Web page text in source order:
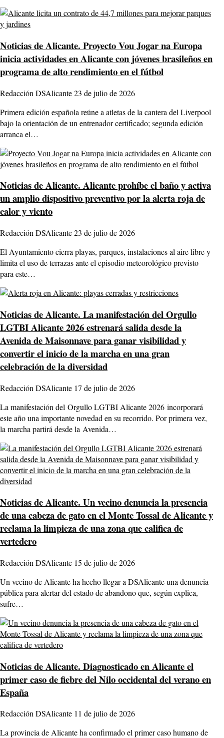
Noticias de Alicante. Proyecto Vou Jogar na Europa
inicia actividades en Alicante con jóvenes brasileños en
programa de alto rendimiento en el fútbol
Redacción DSAlicante23 de julio de 2026
Primera edición española reúne a atletas de la cantera del Liverpool
bajo la orientación de un entrenador certificado; segunda edición
arranca el…
Noticias de Alicante. Alicante prohíbe el baño y activa
un amplio dispositivo preventivo por la alerta roja de
calor y viento
Redacción DSAlicante23 de julio de 2026
El Ayuntamiento cierra playas, parques, instalaciones al aire libre y
limita el uso de terrazas ante el episodio meteorológico previsto
para este…
Noticias de Alicante. La manifestación del Orgullo
LGTBI Alicante 2026 estrenará salida desde la
Avenida de Maisonnave para ganar visibilidad y
convertir el inicio de la marcha en una gran
celebración de la diversidad
Redacción DSAlicante 17 de julio de 2026
La manifestación del Orgullo LGTBI Alicante 2026 incorporará
este año una importante novedad en su recorrido. Por primera vez,
la marcha partirá desde la Avenida…
Noticias de Alicante. Un vecino denuncia la presencia
de una cabeza de gato en el Monte Tossal de Alicante y
reclama la limpieza de una zona que califica de
vertedero
Redacción DSAlicante 15 de julio de 2026
Un vecino de Alicante ha hecho llegar a DSAlicante una denuncia
pública para alertar del estado de abandono que, según explica,
sufre…
Noticias de Alicante. Diagnosticado en Alicante el
primer caso de fiebre del Nilo occidental del verano en
España
Redacción DSAlicante 11 de julio de 2026
La provincia de Alicante ha confirmado el primer caso humano de